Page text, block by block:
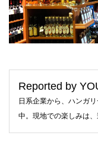
Reported by
日系企業から、ハンガ
中。現地での楽しみは